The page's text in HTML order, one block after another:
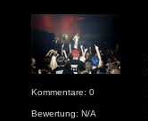
Kommentare: 0
Bewertung: N/A